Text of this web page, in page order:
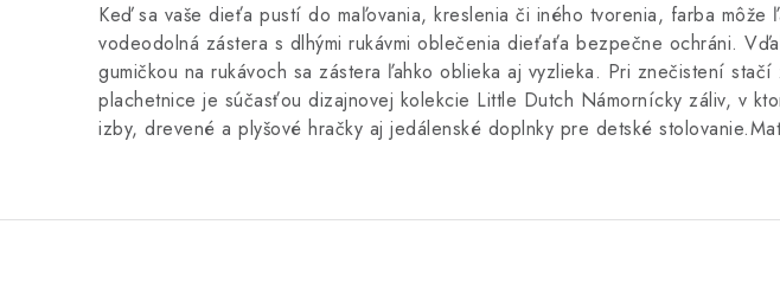
Keď sa vaše dieťa pustí do maľovania, kreslenia či iného tvorenia, farba
vodeodolná zástera s dlhými rukávmi oblečenia dieťaťa bezpečne ochráni.
gumičkou na rukávoch sa zástera ľahko oblieka aj vyzlieka. Pri znečistení
plachetnice je súčasťou dizajnovej kolekcie Little Dutch Námornícky záliv, v
izby, drevené a plyšové hračky aj jedálenské doplnky pre detské